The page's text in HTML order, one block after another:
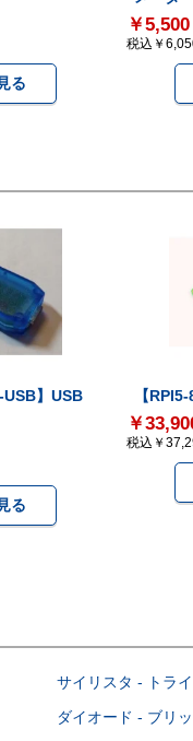
る
￥5,500
税込￥
USB】USB
る
【
￥
税込￥
サイリスタ - トラ
ダイオード - ブリ